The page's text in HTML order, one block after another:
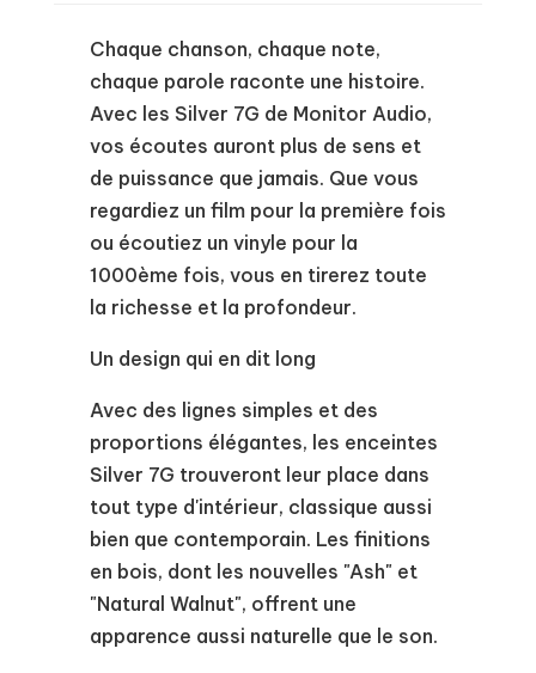
Chaque chanson, chaque note,
chaque parole raconte une histoire.
Avec les Silver 7G de Monitor Audio,
vos écoutes auront plus de sens et
de puissance que jamais. Que vous
regardiez un film pour la première fois
ou écoutiez un vinyle pour la
1000ème fois, vous en tirerez toute
la richesse et la profondeur.
Un design qui en dit long
Avec des lignes simples et des
proportions élégantes, les enceintes
Silver 7G trouveront leur place dans
tout type d'intérieur, classique aussi
bien que contemporain. Les finitions
en bois, dont les nouvelles "Ash" et
"Natural Walnut", offrent une
apparence aussi naturelle que le son.